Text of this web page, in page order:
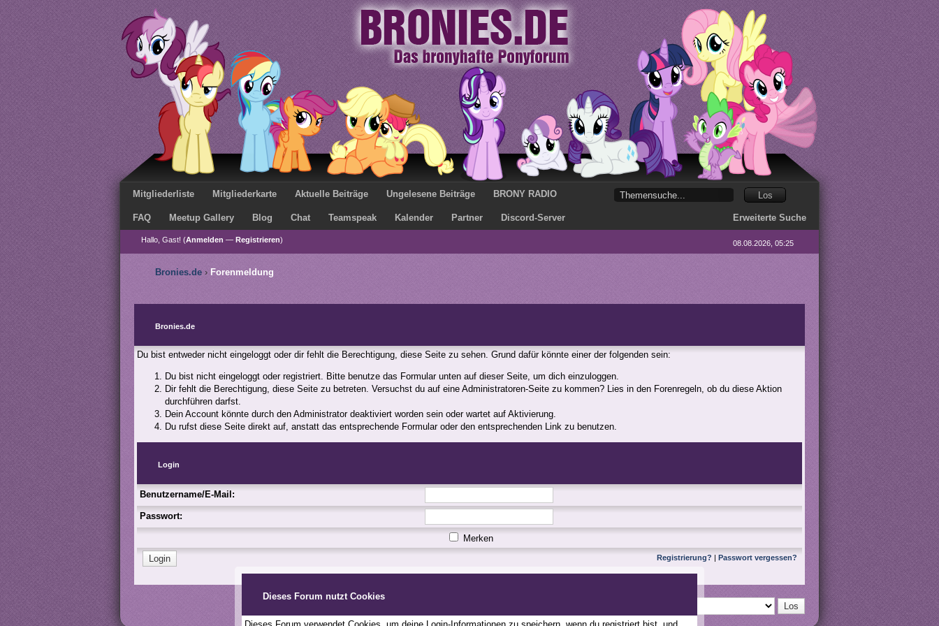
Dieses Forum nutzt Cookies
Mitgliederliste Mitgliederkarte Aktuelle Beiträge Ungelesene Beiträge BRONY RADIO
FAQ Meetup Gallery Blog Chat Teamspeak Kalender Partner Discord-Server Erweiterte Suche
Hallo, Gast! (Anmelden — Registrieren) 08.08.2026, 05:25
Bronies.de › Forenmeldung
Bronies.de
Du bist entweder nicht eingeloggt oder dir fehlt die Berechtigung, diese Seite zu sehen. Grund dafür könnte einer der folgenden sein:
Du bist nicht eingeloggt oder registriert. Bitte benutze das Formular unten auf dieser Seite, um dich einzuloggen.
Dir fehlt die Berechtigung, diese Seite zu betreten. Versuchst du auf eine Administratoren-Seite zu kommen? Lies in den Forenregeln, ob du diese Aktion
durchführen darfst.
Dein Account könnte durch den Administrator deaktiviert worden sein oder wartet auf Aktivierung.
Du rufst diese Seite direkt auf, anstatt das entsprechende Formular oder den entsprechenden Link zu benutzen.
Login
Benutzername/E-Mail:
Passwort:
Merken
Registrierung? | Passwort vergessen?